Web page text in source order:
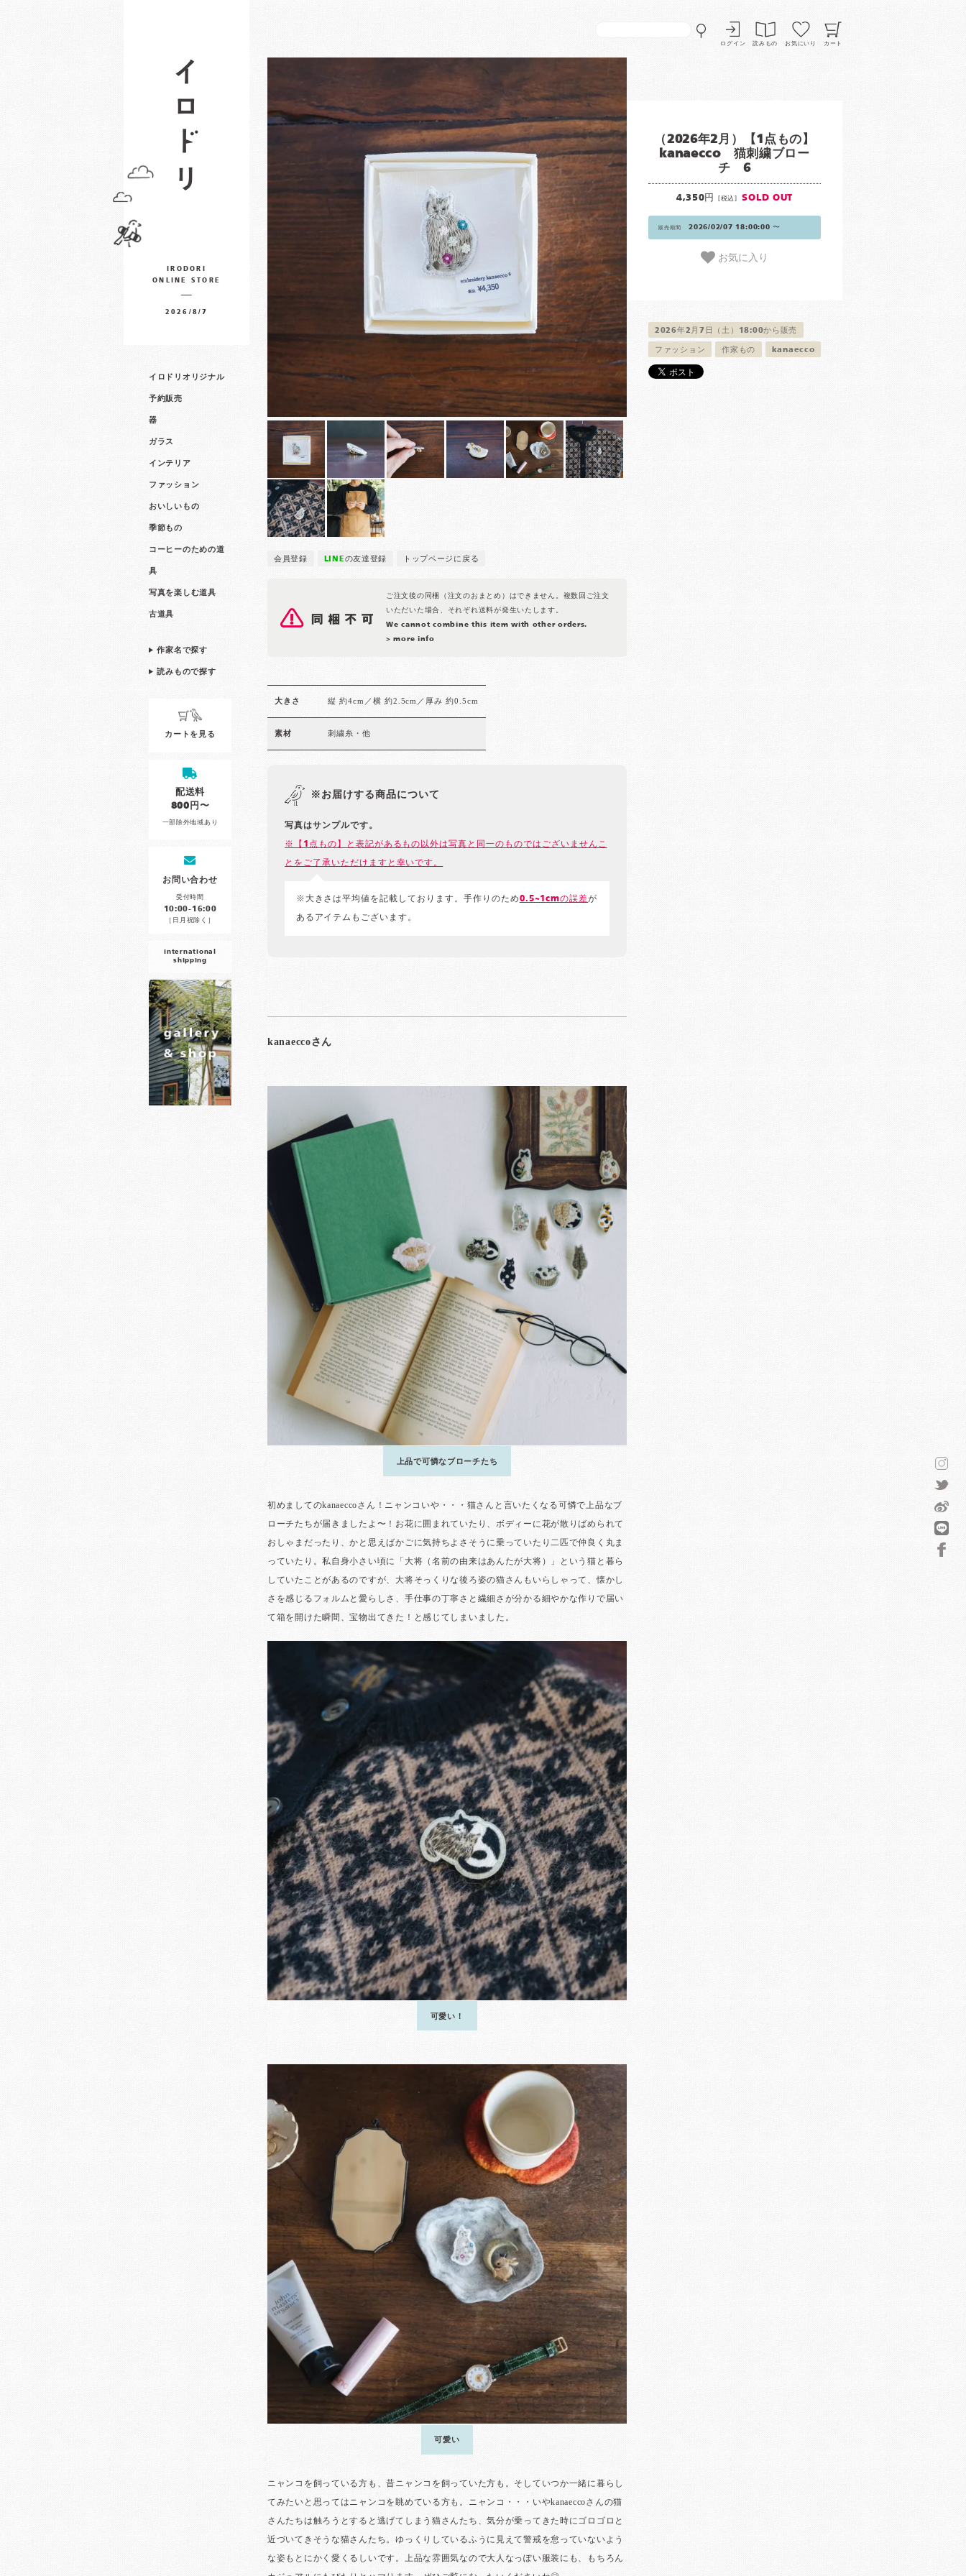
ログイン 読みもの お気にいり カート
IRODORI
ONLINE STORE
2026/8/7
イロドリオリジナル
予約販売
器
ガラス
インテリア
ファッション
おいしいもの
季節もの
コーヒーのための道
具
写真を楽しむ道具
古道具
作家名で探す
読みもので探す
カートを見る
配送料
800円〜
一部除外地域あり
お問い合わせ
受付時間
10:00-16:00
［日月祝除く］
international
shipping
会員登録 LINEの友達登録 トップページに戻る
ご注文後の同梱（注文のおまとめ）はできません。複数回ご注文
いただいた場合、それぞれ送料が発生いたします。
We cannot combine this item with other orders.
> more info
（2026年2月）【1点もの】
kanaecco 猫刺繍ブロー
チ 6
4,350円 [税込] SOLD OUT
販売期間 2026/02/07 18:00:00 〜
お気に入り
2026年2月7日（土）18:00から販売
ファッション 作家もの kanaecco
大きさ 縦 約4cm／横 約2.5cm／厚み 約0.5cm
素材 刺繍糸・他
※お届けする商品について
写真はサンプルです。
※【1点もの】と表記があるもの以外は写真と同一のものではございませんこ
とをご了承いただけますと幸いです。
※大きさは平均値を記載しております。手作りのため0.5~1cmの誤差が
あるアイテムもございます。